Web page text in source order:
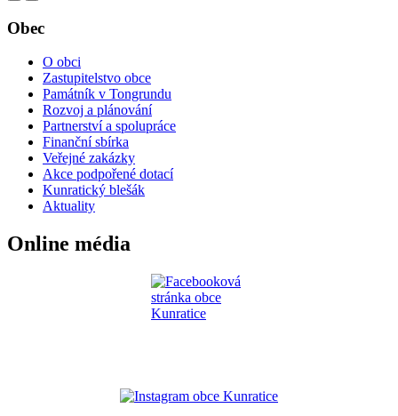
Obec
O obci
Zastupitelstvo obce
Památník v Tongrundu
Rozvoj a plánování
Partnerství a spolupráce
Finanční sbírka
Veřejné zakázky
Akce podpořené dotací
Kunratický blešák
Aktuality
Online média